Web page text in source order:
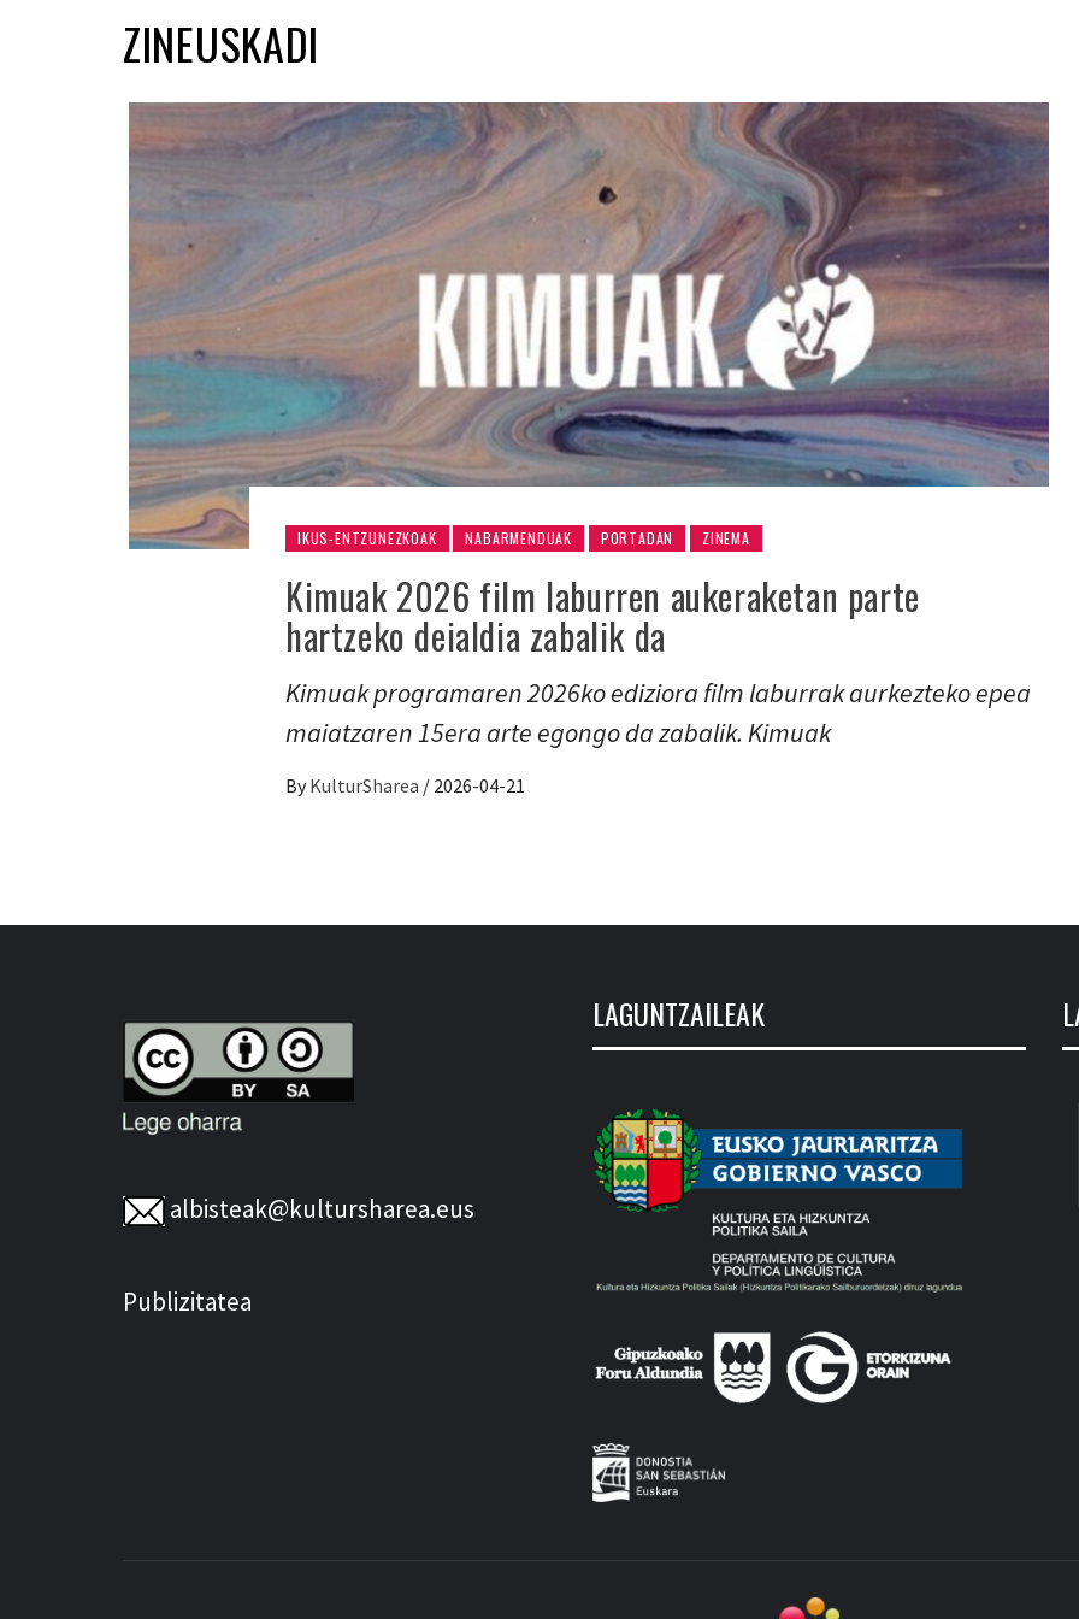
ZINEUSKADI
IKUS-ENTZUNEZKOAK NABARMENDUAK PORTADAN ZINEMA
Kimuak 2026 film laburren aukeraketan parte
hartzeko deialdia zabalik da
Kimuak programaren 2026ko ediziora film laburrak aurkezteko epea
maiatzaren 15era arte egongo da zabalik. Kimuak
By KulturSharea / 2026-04-21
albisteak@kultursharea.eus
Publizitatea
LAGUNTZAILEAK